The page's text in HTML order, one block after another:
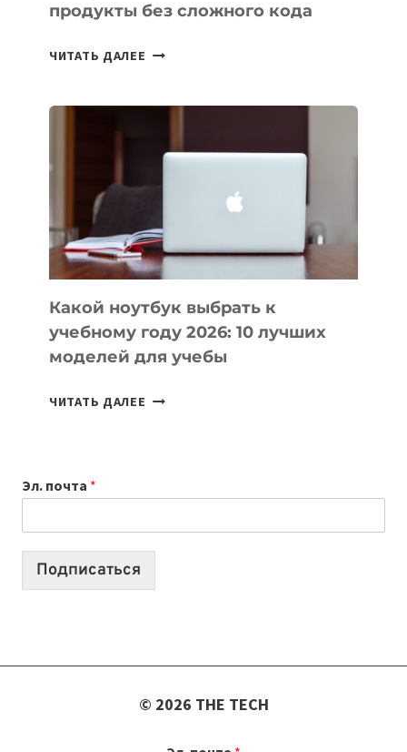
продукты без сложного кода
ЧИТАТЬ ДАЛЕЕ
ПОМОГАЮТ
СОЗДАВАТЬ
БЕЗ
СЛОЖНОГО
КОДА
Какой ноутбук выбрать к
учебному году 2026: 10 лучших
моделей для учебы
ЧИТАТЬ ДАЛЕЕ КАКОЙ
2026:
10
Эл. почта *
Подписаться
© 2026 THE TECH